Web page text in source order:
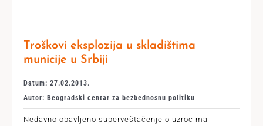
Troškovi eksplozija u skladištima
municije u Srbiji
Datum: 27.02.2013.
Autor: Beogradski centar za bezbednosnu politiku
Nedavno obavljeno superveštačenje o uzrocima